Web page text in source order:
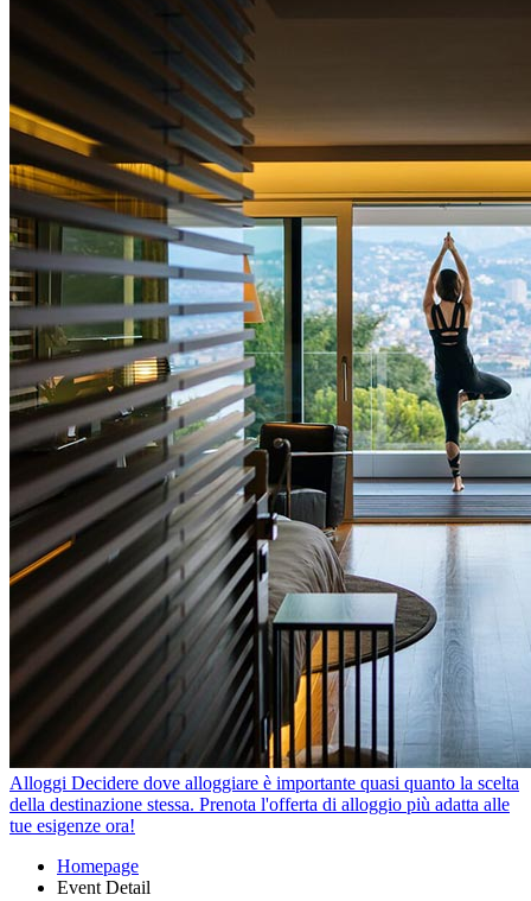
Alloggi Decidere dove alloggiare è importante quasi quanto la scelta
della destinazione stessa. Prenota l'offerta di alloggio più adatta alle
tue esigenze ora!
Homepage
Event Detail